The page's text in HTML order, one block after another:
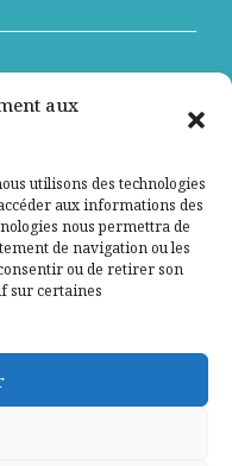
aux
utilisons des technologies
aux informations des
nous permettra de
de navigation ou les
ou de retirer son
sur certaines